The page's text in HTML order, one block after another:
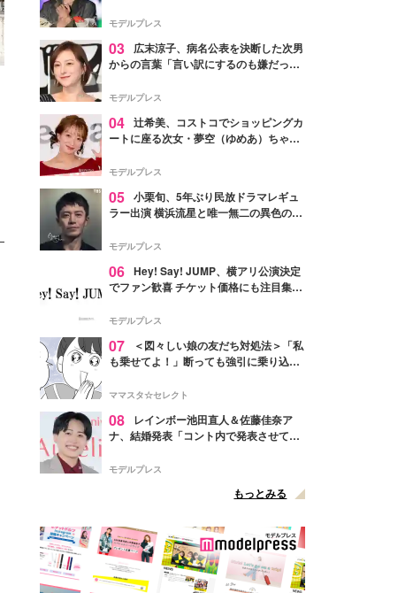
「かっこいい」と反響
モデルプレス
03
広末涼子、病名公表を決断した次男
からの言葉「言い訳にするのも嫌だっ
モデルプレス
04 辻希美、コストコでショッピングカ
ートに座る次女・夢空（ゆめあ）ちゃん
ぎ」「成長を感じる」の声
モデルプレス
05 小栗旬、5年ぶり民放ドラマレギュ
ラー出演 横浜流星と唯一無二の異色のバ
モデルプレス
06 Hey! Say! JUMP、横アリ公演決定
でファン歓喜 チケット価格にも注目集ま
モデルプレス
07
＜図々しい娘の友だち対処法＞「私
も乗せてよ！」断っても強引に乗り込ん
ママスタ☆セレクト
08
レインボー池田直人＆佐藤佳奈ア
ナ、結婚発表「コント内で発表させてい
点変更のため
モデルプレス
もっとみる